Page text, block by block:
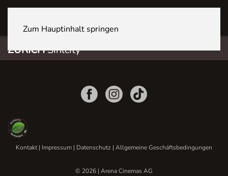
Zum Hauptinhalt springen
ZÜRICHSihlcity
Kontakt| Impressum | Datenschutz | Allgemeine Geschäftsbedingungen
© 2026 | Arena Cinemas AG